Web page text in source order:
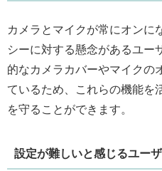
カメラとマイクが常にオンに
シーに対する懸念があるユー
的なカメラカバーやマイクの
ているため、これらの機能を
を守ることができます。
設定が難しいと感じるユー